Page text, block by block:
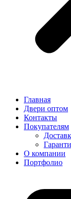
Главная
Двери оптом
Контакты
Покупателям
О компании
Портфолио